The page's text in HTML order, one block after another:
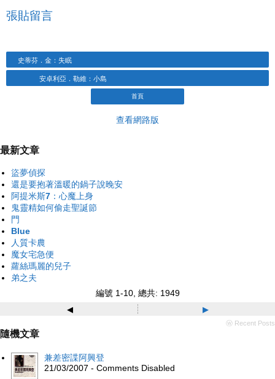
張貼留言
史蒂芬．金：失眠
安卓利亞．勒維：小島
首頁
查看網路版
最新文章
盜夢偵探
還是要抱著溫暖的鍋子說晚安
阿提米斯7：心魔上身
鬼靈精如何偷走聖誕節
門
Blue
人質卡農
魔女宅急便
蘿絲瑪麗的兒子
弟之夫
編號 1-10, 總共: 1949
◂ ▸
ⓦ Recent Posts
隨機文章
兼差密諜阿興登
21/03/2007 - Comments Disabled